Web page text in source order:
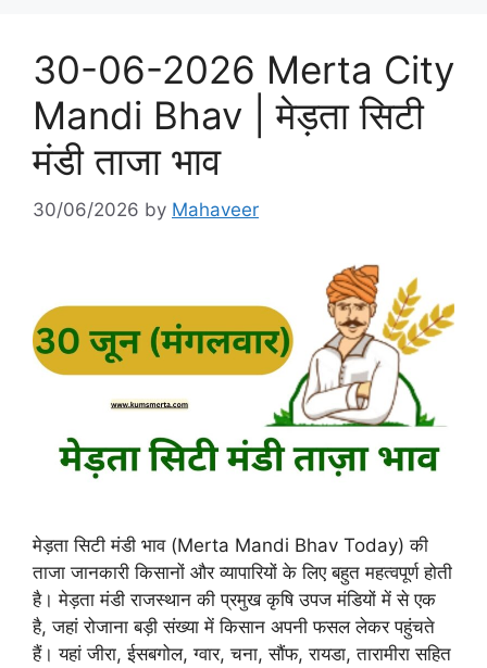
30-06-2026 Merta City
Mandi Bhav | मेड़ता सिटी
मंडी ताजा भाव
30/06/2026 by Mahaveer
मेड़ता सिटी मंडी भाव (Merta Mandi Bhav Today) की
ताजा जानकारी किसानों और व्यापारियों के लिए बहुत महत्वपूर्ण होती
है। मेड़ता मंडी राजस्थान की प्रमुख कृषि उपज मंडियों में से एक
है, जहां रोजाना बड़ी संख्या में किसान अपनी फसल लेकर पहुंचते
हैं। यहां जीरा, ईसबगोल, ग्वार, चना, सौंफ, रायडा, तारामीरा सहित